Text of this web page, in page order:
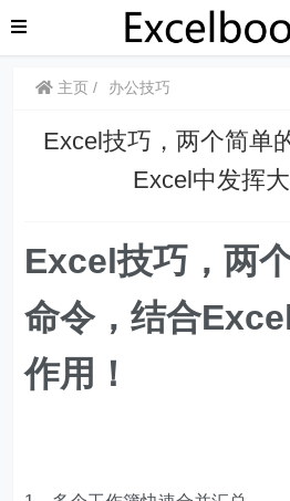
主页 办公技巧
​​Excel技巧，两个简单
Excel中发挥大
​​Excel技巧，两
命令，结合
作用！